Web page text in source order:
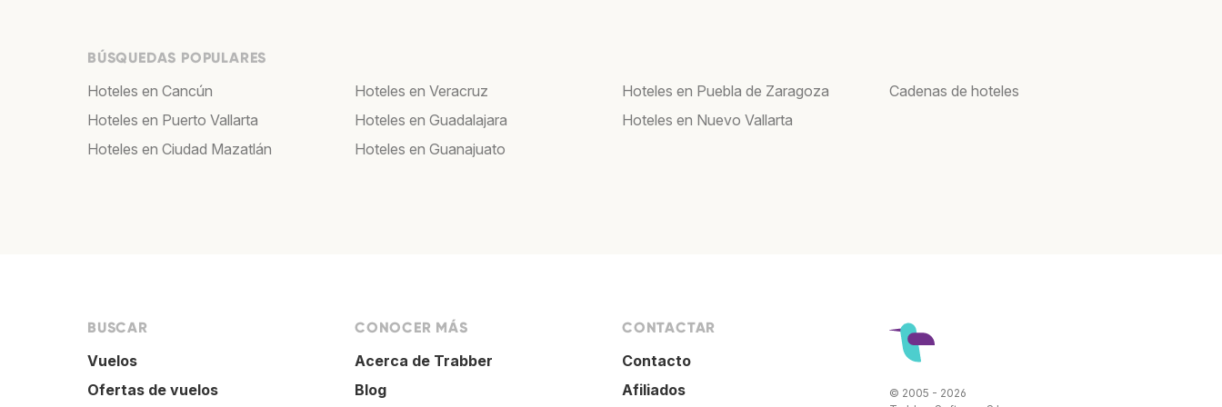
BÚSQUEDAS POPULARES
Hoteles en Cancún
Hoteles en Puerto Vallarta
Hoteles en Ciudad Mazatlán
Hoteles en Veracruz
Hoteles en Guadalajara
Hoteles en Guanajuato
Hoteles en Puebla de Zaragoza
Hoteles en Nuevo Vallarta
Cadenas de hoteles
BUSCAR
Vuelos
Ofertas de vuelos
CONOCER MÁS
Acerca de Trabber
Blog
CONTACTAR
Contacto
Afiliados
© 2005 - 2026